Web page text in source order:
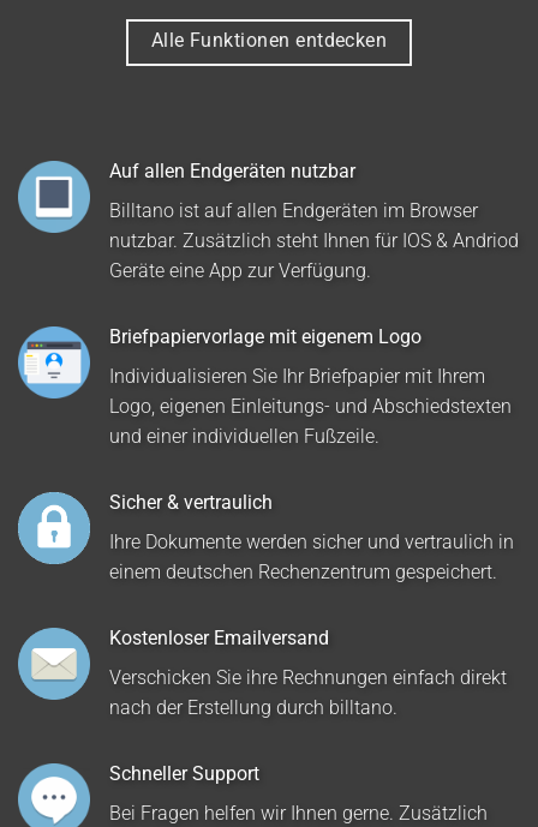
Alle Funktionen entdecken
Auf allen Endgeräten nutzbar
Billtano ist auf allen Endgeräten im Browser
nutzbar. Zusätzlich steht Ihnen für IOS & Andriod
Geräte eine App zur Verfügung.
Briefpapiervorlage mit eigenem Logo
Individualisieren Sie Ihr Briefpapier mit Ihrem
Logo, eigenen Einleitungs- und Abschiedstexten
und einer individuellen Fußzeile.
Sicher & vertraulich
Ihre Dokumente werden sicher und vertraulich in
einem deutschen Rechenzentrum gespeichert.
Kostenloser Emailversand
Verschicken Sie ihre Rechnungen einfach direkt
nach der Erstellung durch billtano.
Schneller Support
Bei Fragen helfen wir Ihnen gerne. Zusätzlich